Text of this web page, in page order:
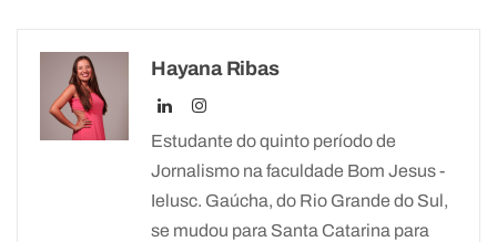
Hayana Ribas
Estudante do quinto período de
Jornalismo na faculdade Bom Jesus -
Ielusc. Gaúcha, do Rio Grande do Sul,
se mudou para Santa Catarina para